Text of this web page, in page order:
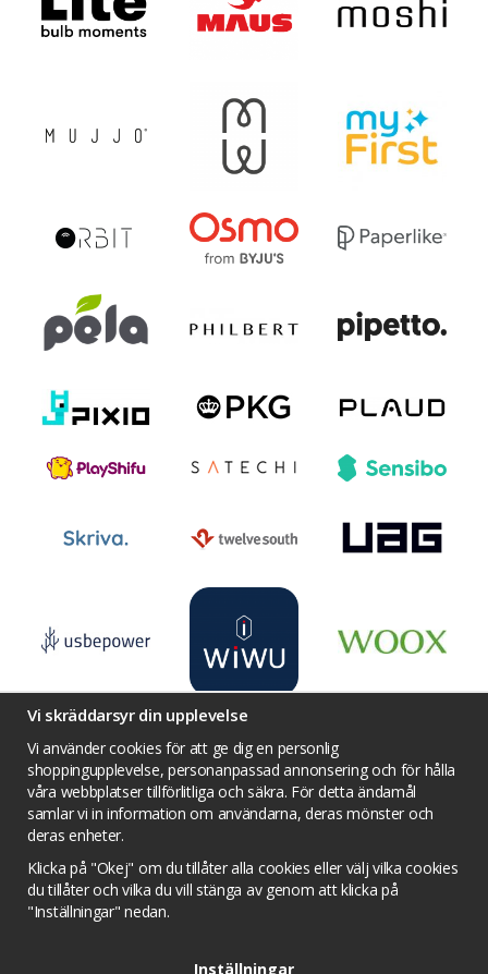
Villkor Kontakta oss
Facebook
Twitter
YouTube
Prisjakt
Integritets sekretesspolicy
Tävlingsvillkor
Om cookies
Cookie inställningar
Vi skräddarsyr din upplevelse
Vi använder cookies för att ge dig en personlig
shoppingupplevelse, personanpassad annonsering och för hålla
våra webbplatser tillförlitliga och säkra. För detta ändamål
samlar vi in information om användarna, deras mönster och
deras enheter.
Klicka på "Okej" om du tillåter alla cookies eller välj vilka cookies
du tillåter och vilka du vill stänga av genom att klicka på
"Inställningar" nedan.
Inställningar